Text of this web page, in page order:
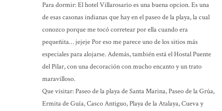
Para dormir: El hotel Villarosario es una buena opcion. Es una
de esas casonas indianas que hay en el paseo de la playa, la cual
conozco porque me tocó corretear por ella cuando era
pequeñita… jejeje Por eso me parece uno de los sitios más
especiales para alojarse. Además, también está el Hostal Puente
del Pilar, con una decoración con mucho encanto y un trato
maravilloso.
Que visitar: Paseo de la playa de Santa Marina, Paseo de la Grúa,
Ermita de Guía, Casco Antiguo, Playa de la Atalaya, Cueva y